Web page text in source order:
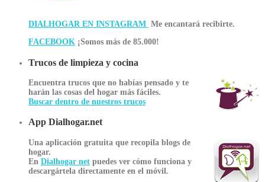
DIALHOGAR EN INSTAGRAM Me encantará recibirte.
FACEBOOK ¡Somos más de 85.000!
Trucos de limpieza y cocina
Encuentra trucos que no habías pensado y te
harán las cosas del hogar más fáciles.
Buscar dentro de nuestros trucos
App Dialhogar.net
Una aplicación gratuita que recopila blogs de
hogar.
En Dialhogar net puedes ver cómo funciona y
descargártela directamente en el móvil.